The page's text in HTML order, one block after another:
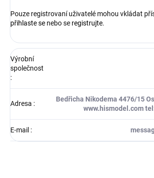
Pouze registrovaní uživatelé mohou vkládat
přihlaste se nebo se registrujte.
Výrobní
společnost
:
Adresa :
Bedřicha Nikodema 4476/15
www.hismodel.com
E-mail :